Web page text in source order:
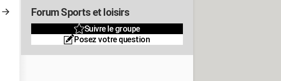
Forum Sports et loisirs
Suivre le groupe
Posez votre question